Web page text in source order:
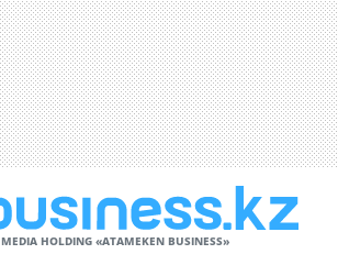
MEDIA HOLDING «ATAMEKЕN BUSINESS»